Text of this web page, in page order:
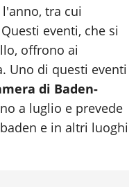
tra cui
eventi, che si
offrono ai
Uno di questi eventi
di Baden-
a luglio e prevede
e in altri luoghi